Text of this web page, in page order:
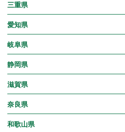
三重県
愛知県
岐阜県
静岡県
滋賀県
奈良県
和歌山県